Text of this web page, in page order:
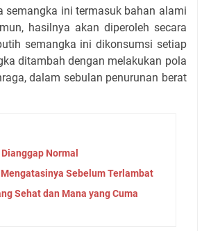
semangka ini termasuk bahan alami
hasilnya akan diperoleh secara
semangka ini dikonsumsi setiap
ditambah dengan melakukan pola
dalam sebulan penurunan berat
Normal
Sebelum Terlambat
Sehat dan Mana yang Cuma